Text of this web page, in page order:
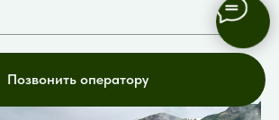
Позвонить оператору